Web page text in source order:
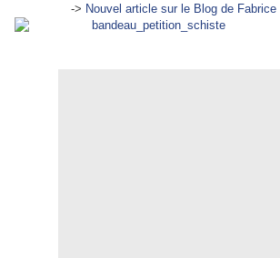
-> Nouvel article sur le Blog de Fabrice